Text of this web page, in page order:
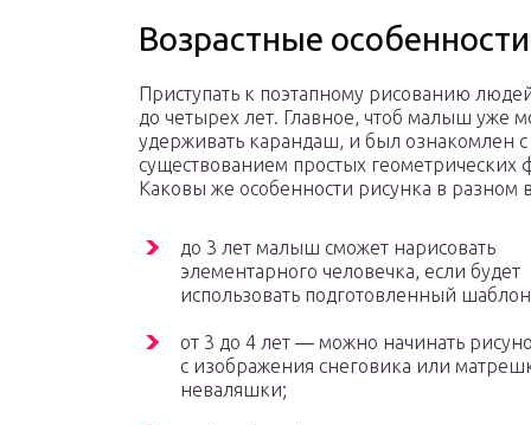
Возрастные особенности
Приступать к поэтапному рисованию
до четырех лет. Главное, чтоб малыш уже
удерживать карандаш, и был ознакомлен с
существованием простых геометрических
Каковы же особенности рисунка в разном
до 3 лет малыш сможет нарисовать
элементарного человечка, если будет
использовать подготовленный
от 3 до 4 лет — можно начинать
с изображения снеговика или
неваляшки;